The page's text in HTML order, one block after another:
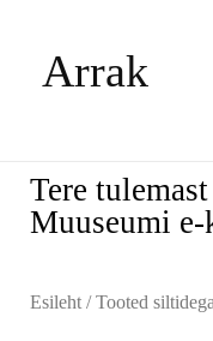
Arrak
Tere
Muuseumi e-
Esileht /Tooted